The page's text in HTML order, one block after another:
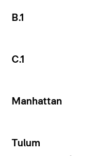
B.1
C.1
Manhattan
Tulum